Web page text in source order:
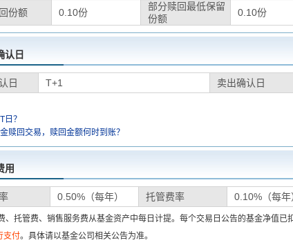
份额 0.10份
部分赎回最低保留
份额
0.10份
认日
日 T+1 卖出确认日
日？
赎回交易，赎回金额何时到账？
用
0.50%（每年） 托管费率 0.10%（每年
、托管费、销售服务费从基金资产中每日计提。每个交易日公告的基金净值已
支付。具体请以基金公司相关公告为准。